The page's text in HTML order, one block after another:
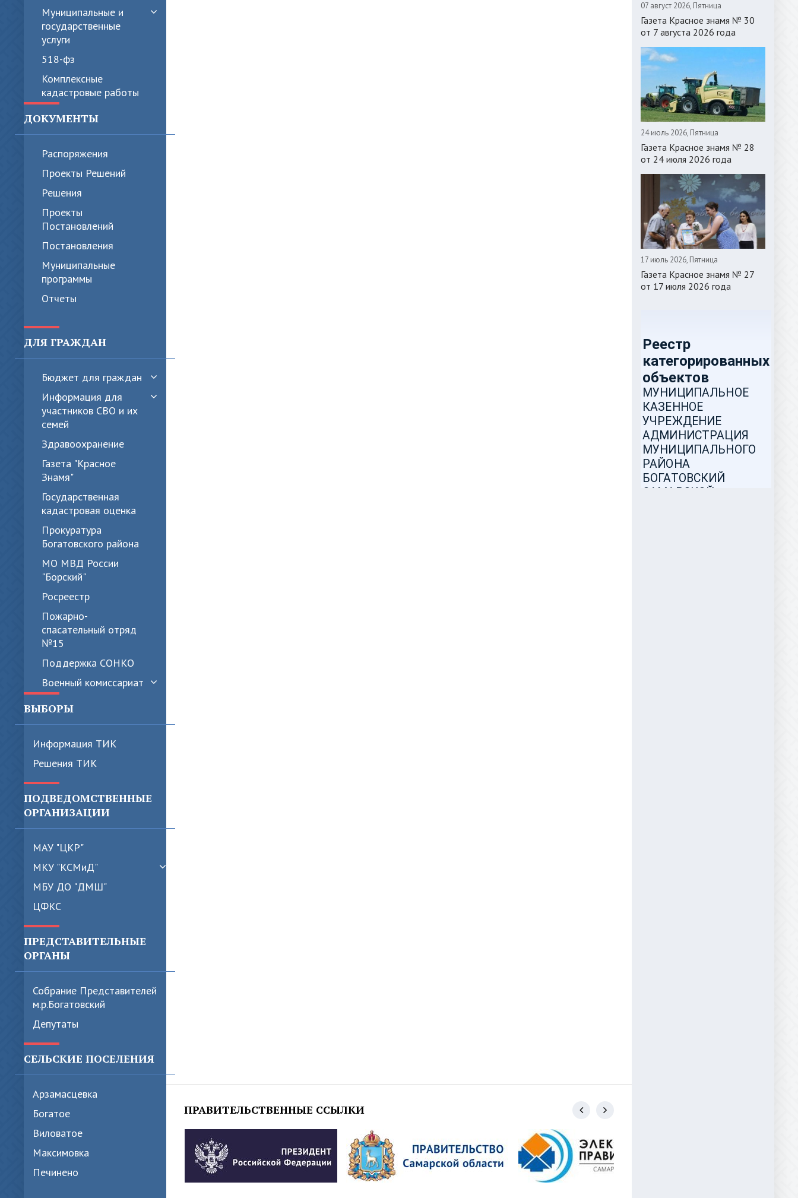
Муниципальные и
государственные
услуги
518-фз
Комплексные
кадастровые работы
ДОКУМЕНТЫ
Распоряжения
Проекты Решений
Решения
Проекты
Постановлений
Постановления
Муниципальные
программы
Отчеты
ДЛЯ ГРАЖДАН
Бюджет для граждан
Информация для
участников СВО и их
семей
Здравоохранение
Газета "Красное
Знамя"
Государственная
кадастровая оценка
Прокуратура
Богатовского района
МО МВД России
"Борский"
Росреестр
Пожарно-
спасательный отряд
№15
Поддержка СОНКО
Военный комиссариат
ВЫБОРЫ
Информация ТИК
Решения ТИК
ПОДВЕДОМСТВЕННЫЕ
ОРГАНИЗАЦИИ
МАУ "ЦКР"
МКУ "КСМиД"
МБУ ДО "ДМШ"
ЦФКС
ПРЕДСТАВИТЕЛЬНЫЕ
ОРГАНЫ
Собрание Представителей
м.р.Богатовский
Депутаты
СЕЛЬСКИЕ ПОСЕЛЕНИЯ
Арзамасцевка
Богатое
Виловатое
Максимовка
Печинено
ПРАВИТЕЛЬСТВЕННЫЕ ССЫЛКИ
07 август 2026, Пятница
Газета Красное знамя № 30
от 7 августа 2026 года
24 июль 2026, Пятница
Газета Красное знамя № 28
от 24 июля 2026 года
17 июль 2026, Пятница
Газета Красное знамя № 27
от 17 июля 2026 года